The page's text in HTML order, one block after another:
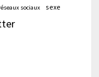
sociaux sexe